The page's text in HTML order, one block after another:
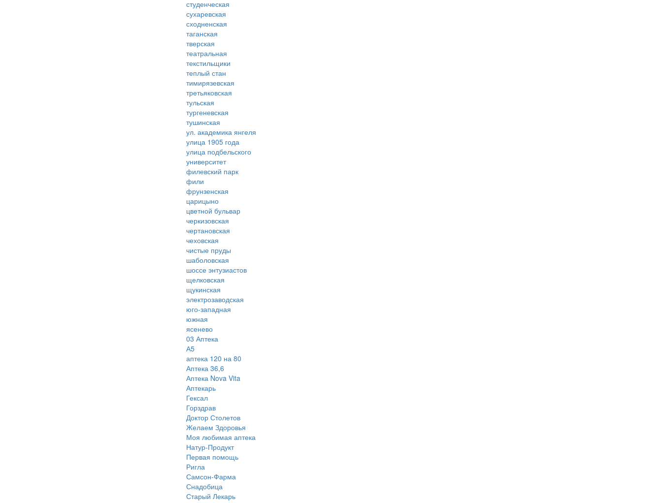
студенческая
сухаревская
сходненская
таганская
тверская
театральная
текстильщики
теплый стан
тимирязевская
третьяковская
тульская
тургеневская
тушинская
ул. академика янгеля
улица 1905 года
улица подбельского
университет
филевский парк
фили
фрунзенская
царицыно
цветной бульвар
черкизовская
чертановская
чеховская
чистые пруды
шаболовская
шоссе энтузиастов
щелковская
щукинская
электрозаводская
юго-западная
южная
ясенево
03 Аптека
А5
аптека 120 на 80
Аптека 36,6
Аптека Nova Vita
Аптекарь
Гексал
Горздрав
Доктор Столетов
Желаем Здоровья
Моя любимая аптека
Натур-Продукт
Первая помощь
Ригла
Самсон-Фарма
Снадобица
Старый Лекарь